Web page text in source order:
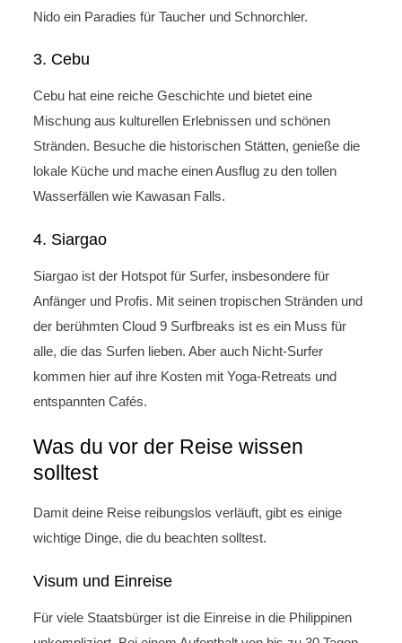
Nido ein Paradies für Taucher und Schnorchler.
3. Cebu
Cebu hat eine reiche Geschichte und bietet eine
Mischung aus kulturellen Erlebnissen und schönen
Stränden. Besuche die historischen Stätten, genieße die
lokale Küche und mache einen Ausflug zu den tollen
Wasserfällen wie Kawasan Falls.
4. Siargao
Siargao ist der Hotspot für Surfer, insbesondere für
Anfänger und Profis. Mit seinen tropischen Stränden und
der berühmten Cloud 9 Surfbreaks ist es ein Muss für
alle, die das Surfen lieben. Aber auch Nicht-Surfer
kommen hier auf ihre Kosten mit Yoga-Retreats und
entspannten Cafés.
Was du vor der Reise wissen
solltest
Damit deine Reise reibungslos verläuft, gibt es einige
wichtige Dinge, die du beachten solltest.
Visum und Einreise
Für viele Staatsbürger ist die Einreise in die Philippinen